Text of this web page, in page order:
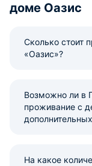
доме Оазис
Сколько стоит
«Оазис»?
Возможно ли в
проживание с
На какое